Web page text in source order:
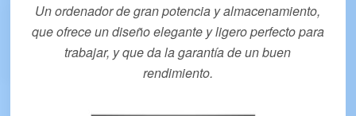
Un ordenador de gran potencia y almacenamiento,
que ofrece un diseño elegante y ligero perfecto para
trabajar, y que da la garantía de un buen
rendimiento.